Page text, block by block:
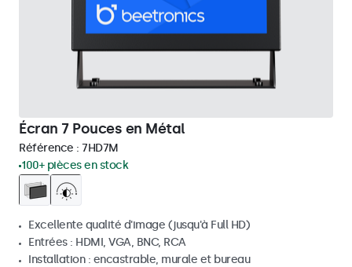
Écran 7 Pouces en Métal
Référence : 7HD7M
100+ pièces en stock
Excellente qualité d'image (jusqu'à Full HD)
Entrées : HDMI, VGA, BNC, RCA
Installation : encastrable, murale et bureau